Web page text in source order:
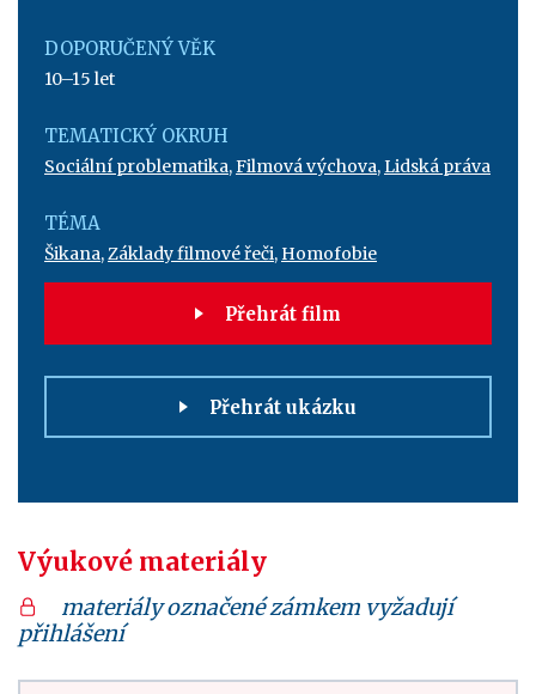
DOPORUČENÝ VĚK
10–15 let
TEMATICKÝ OKRUH
Sociální problematika,Filmová výchova,Lidská práva
TÉMA
Šikana,Základy filmové řeči, Homofobie
Přehrát film
Přehrát ukázku
Výukové materiály
materiály označené zámkem vyžadují
přihlášení